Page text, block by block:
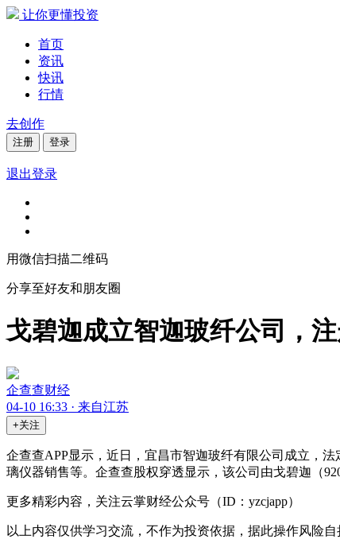
让你更懂投资
首页
资讯
快讯
行情
去创作
注册 登录
退出登录
用微信扫描二维码
分享至好友和朋友圈
戈碧迦成立智迦玻纤公司，
企查查财经
04-10 16:33 · 来自江苏
+关注
企查查APP显示，近日，宜昌市智迦玻纤有限公司成立，
璃仪器销售等。企查查股权穿透显示，该公司由戈碧迦（
更多精彩内容，关注云掌财经公众号（ID：yzcjapp）
以上内容仅供学习交流，不作为投资依据，据此操作风险